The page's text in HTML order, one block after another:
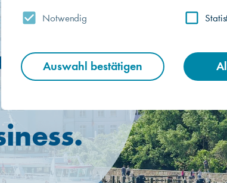
Notwendig
Auswahl bestätigen